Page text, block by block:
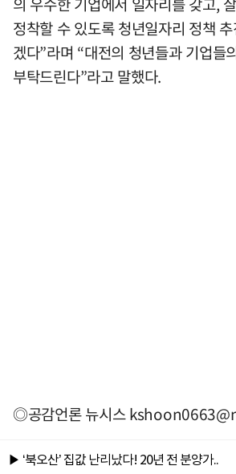
정착할 수 있도록 청년일자리 정책
겠다”라며 “대전의 청년들과 기업들
부탁드린다”라고 말했다.
◎공감언론 뉴시스